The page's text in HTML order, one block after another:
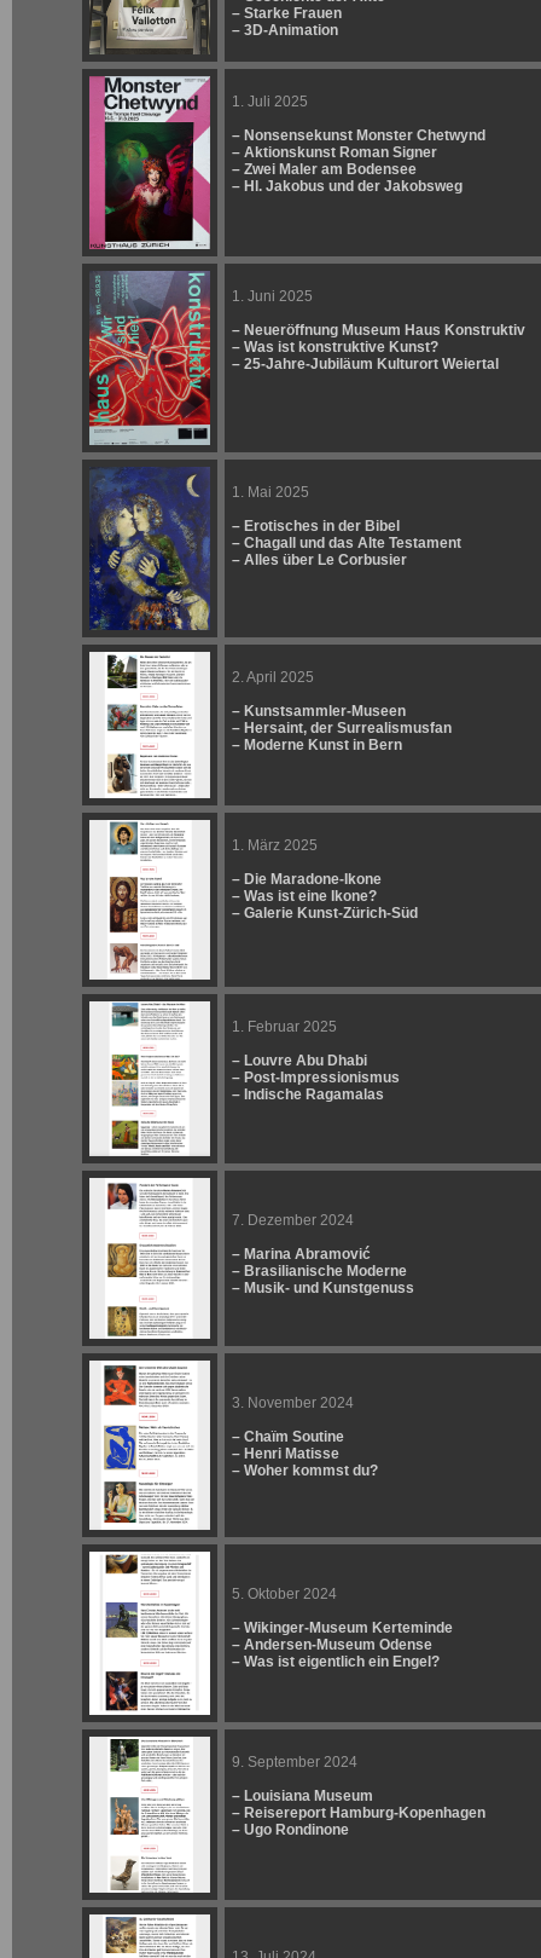
– Starke Frauen
– 3D-Animation
1. Juli 2025
– Nonsensekunst Monster Chetwynd
– Aktionskunst Roman Signer
– Zwei Maler am Bodensee
– Hl. Jakobus und der Jakobsweg
1. Juni 2025
– Neueröffnung Museum Haus Konstruktiv
– Was ist konstruktive Kunst?
– 25-Jahre-Jubiläum Kulturort Weiertal
1. Mai 2025
– Erotisches in der Bibel
– Chagall und das Alte Testament
– Alles über Le Corbusier
2. April 2025
– Kunstsammler-Museen
– Hersaint, der Surrealismusfan
– Moderne Kunst in Bern
1. März 2025
– Die Maradone-Ikone
– Was ist eine Ikone?
– Galerie Kunst-Zürich-Süd
1. Februar 2025
– Louvre Abu Dhabi
– Post-Impressionismus
– Indische Ragamalas
7. Dezember 2024
– Marina Abramović
– Brasilianische Moderne
– Musik- und Kunstgenuss
3. November 2024
– Chaïm Soutine
– Henri Matisse
– Woher kommst du?
5. Oktober 2024
– Wikinger-Museum Kerteminde
– Andersen-Museum Odense
– Was ist eigentlich ein Engel?
9. September 2024
– Louisiana Museum
– Reisereport Hamburg-Kopenhagen
– Ugo Rondinone